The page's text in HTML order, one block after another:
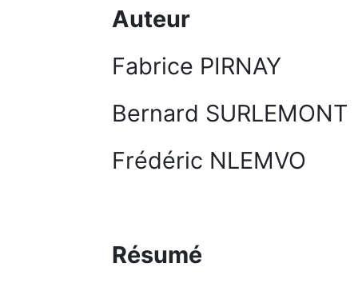
Auteur
Fabrice PIRNAY
Bernard SURLEMONT
Frédéric NLEMVO
Résumé